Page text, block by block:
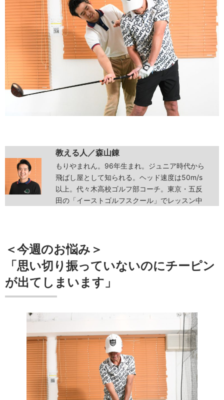
教える人／森山錬
もりやまれん。96年生まれ。ジュニア時代から
飛ばし屋として知られる。ヘッド速度は50m/s
以上。代々木高校ゴルフ部コーチ。東京・五反
田の「イーストゴルフスクール」でレッスン中
＜今週のお悩み＞
「思い切り振っていないのにチーピン
が出てしまいます」